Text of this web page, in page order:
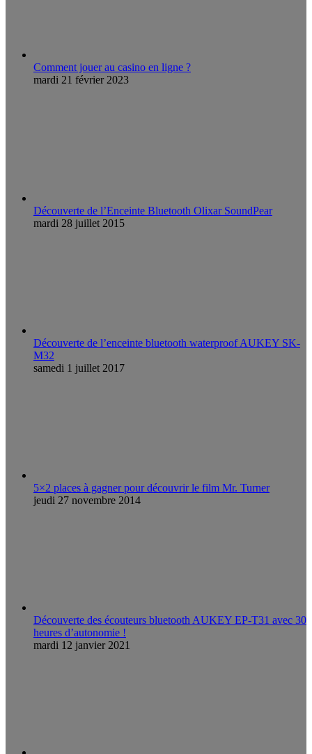
Comment jouer au casino en ligne ?
mardi 21 février 2023
Découverte de l’Enceinte Bluetooth Olixar SoundPear
mardi 28 juillet 2015
Découverte de l’enceinte bluetooth waterproof AUKEY SK-
M32
samedi 1 juillet 2017
5×2 places à gagner pour découvrir le film Mr. Turner
jeudi 27 novembre 2014
Découverte des écouteurs bluetooth AUKEY EP-T31 avec 30
heures d’autonomie !
mardi 12 janvier 2021